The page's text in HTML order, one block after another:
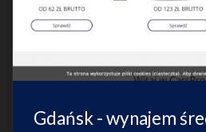
Gdańsk - wynajem